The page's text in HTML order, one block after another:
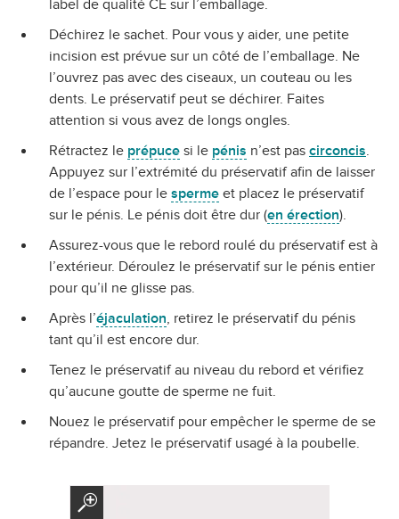
label de qualité CE sur l’emballage.
Déchirez le sachet. Pour vous y aider, une petite
incision est prévue sur un côté de l’emballage. Ne
l’ouvrez pas avec des ciseaux, un couteau ou les
dents. Le préservatif peut se déchirer. Faites
attention si vous avez de longs ongles.
Rétractez le prépuce si le pénis n’est pas circoncis.
Appuyez sur l’extrémité du préservatif afin de laisser
de l’espace pour le sperme et placez le préservatif
sur le pénis. Le pénis doit être dur (en érection).
Assurez-vous que le rebord roulé du préservatif est à
l’extérieur. Déroulez le préservatif sur le pénis entier
pour qu’il ne glisse pas.
Après l’éjaculation, retirez le préservatif du pénis
tant qu’il est encore dur.
Tenez le préservatif au niveau du rebord et vérifiez
qu’aucune goutte de sperme ne fuit.
Nouez le préservatif pour empêcher le sperme de se
répandre. Jetez le préservatif usagé à la poubelle.